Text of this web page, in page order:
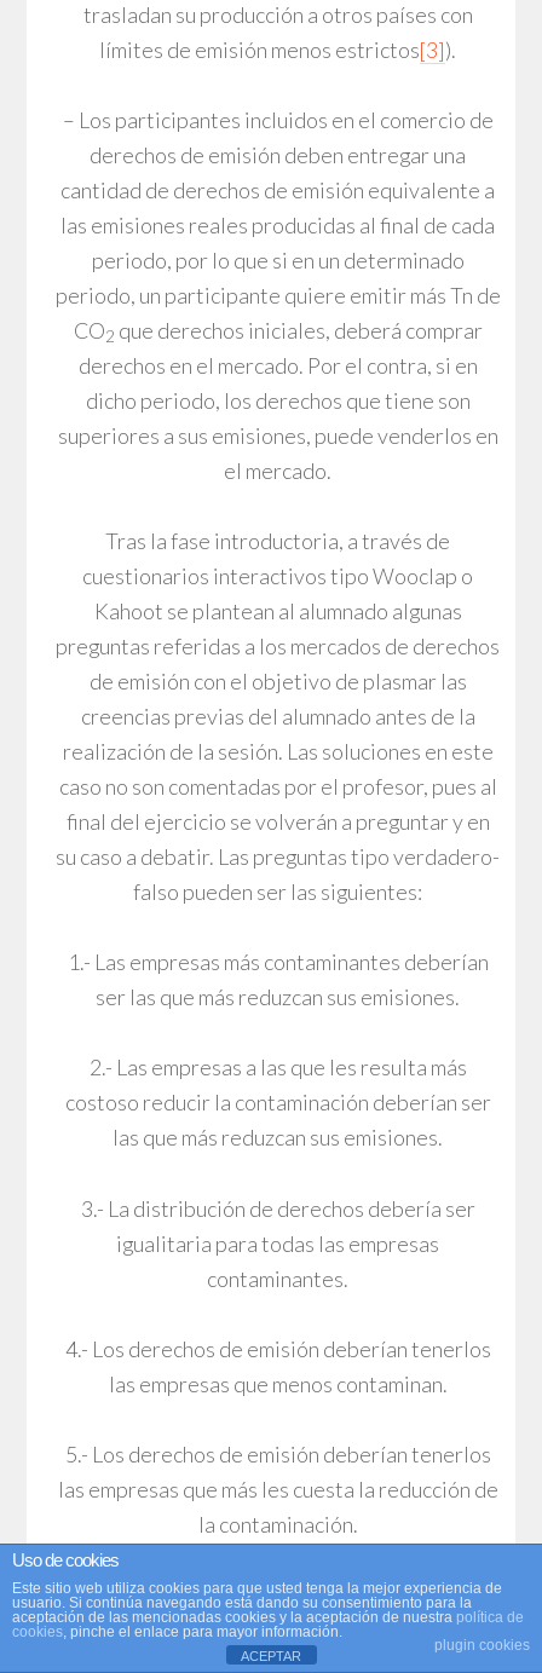
trasladan su producción a otros países con
límites de emisión menos estrictos[3]).
– Los participantes incluidos en el comercio de
derechos de emisión deben entregar una
cantidad de derechos de emisión equivalente a
las emisiones reales producidas al final de cada
periodo, por lo que si en un determinado
periodo, un participante quiere emitir más Tn de
CO2 que derechos iniciales, deberá comprar
derechos en el mercado. Por el contra, si en
dicho periodo, los derechos que tiene son
superiores a sus emisiones, puede venderlos en
el mercado.
Tras la fase introductoria, a través de
cuestionarios interactivos tipo Wooclap o
Kahoot se plantean al alumnado algunas
preguntas referidas a los mercados de derechos
de emisión con el objetivo de plasmar las
creencias previas del alumnado antes de la
realización de la sesión. Las soluciones en este
caso no son comentadas por el profesor, pues al
final del ejercicio se volverán a preguntar y en
su caso a debatir. Las preguntas tipo verdadero-
falso pueden ser las siguientes:
1.- Las empresas más contaminantes deberían
ser las que más reduzcan sus emisiones.
2.- Las empresas a las que les resulta más
costoso reducir la contaminación deberían ser
las que más reduzcan sus emisiones.
3.- La distribución de derechos debería ser
igualitaria para todas las empresas
contaminantes.
4.- Los derechos de emisión deberían tenerlos
las empresas que menos contaminan.
5.- Los derechos de emisión deberían tenerlos
las empresas que más les cuesta la reducción de
la contaminación.
6.- Impuestos sobre las emisiones o subastas de
los derechos de emisión permiten al sector
público obtener los mismos ingresos.
Uso de cookies
Este sitio web utiliza cookies para que usted tenga la mejor experiencia de
usuario. Si continúa navegando está dando su consentimiento para la
aceptación de las mencionadas cookies y la aceptación de nuestra política de
cookies, pinche el enlace para mayor información.
plugin cookies
ACEPTAR